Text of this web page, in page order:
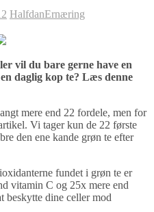
HalfdanErnæring
vil du bare gerne have en
daglig kop te? Læs denne
mere end 22 fordele, men for
Vi tager kun de 22 første
den ene kande grøn te efter
fundet i grøn te er
vitamin C og 25x mere end
beskytte dine celler mod